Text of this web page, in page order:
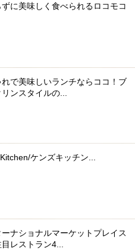
に美味しく食べられるロコモコ
れで美味しいランチならココ！ブ
ンスタイルの...
ケンズキッチン...
ーナショナルマーケットプレイス
レストラン4...